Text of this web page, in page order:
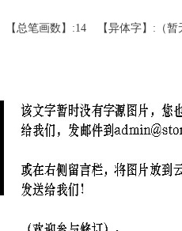
【总笔画数】:14 【异体字】:（暂